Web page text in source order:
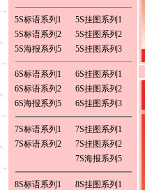
订 购 传 真：
0769-82713929
5S标语系列1
5S挂图系列1
5S标语系列2
5S挂图系列2
5S海报系列5
5S挂图系列3
6S标语系列1
6S挂图系列1
6S标语系列2
6S挂图系列2
6S海报系列5
6S挂图系列3
7S标语系列1
7S挂图系列1
7S标语系列2
7S挂图系列2
7S海报系列5
8S标语系列1
8S挂图系列1